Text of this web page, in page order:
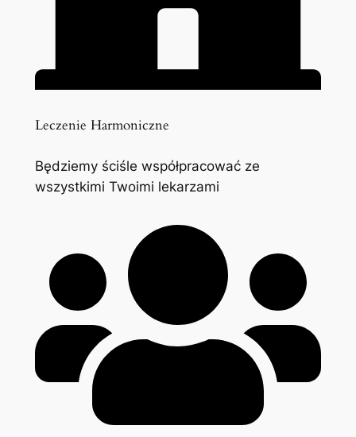
Leczenie Harmoniczne
Będziemy ściśle współpracować ze
wszystkimi Twoimi lekarzami